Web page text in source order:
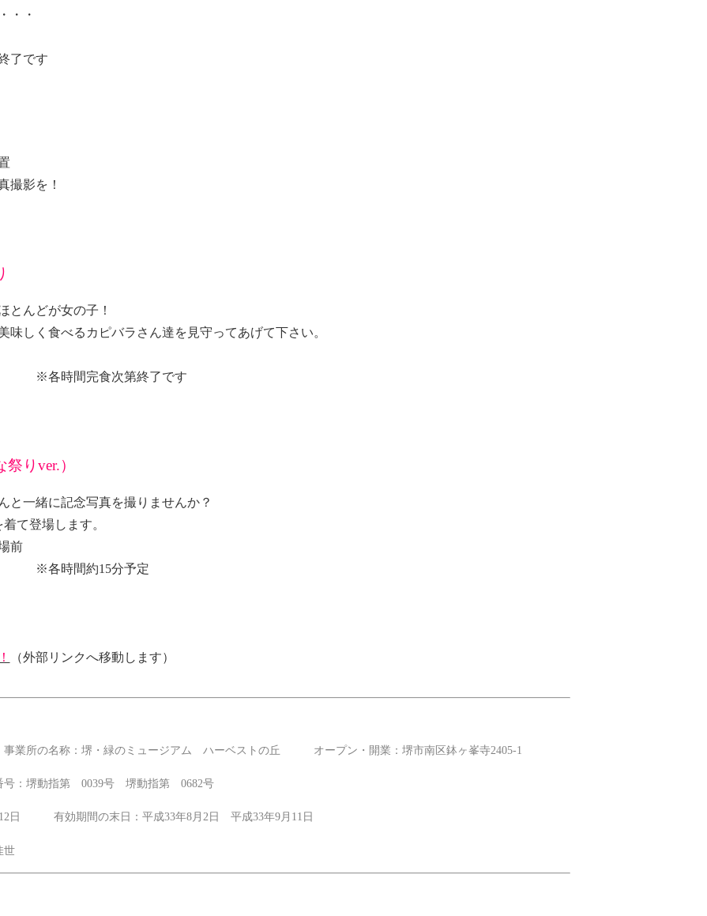
・・
了です
撮影を！
とんどが女の子！
味しく食べるカピバラさん達を見守ってあげて下さい。
各時間完食次第終了です
りver.）
と一緒に記念写真を撮りませんか？
て登場します。
前
各時間約15分予定
（外部リンクへ移動します）
所の名称：堺・緑のミュージアム ハーベストの丘 オープン・開業：堺市南区鉢ヶ峯寺2405-1
堺動指第 0039号 堺動指第 0682号
12日 有効期間の末日：平成33年8月2日 平成33年9月11日
世